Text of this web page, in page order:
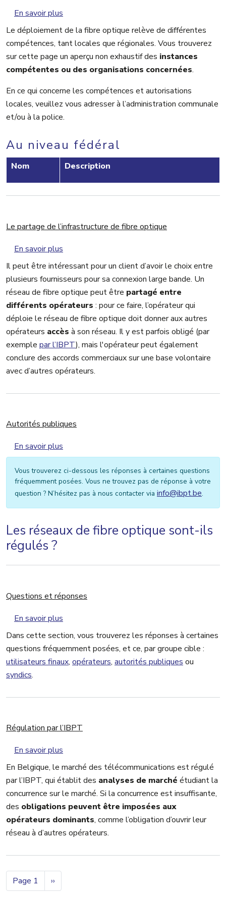
En savoir plus
Le déploiement de la fibre optique relève de différentes
compétences, tant locales que régionales. Vous trouverez
sur cette page un aperçu non exhaustif des instances
compétentes ou des organisations concernées.
En ce qui concerne les compétences et autorisations
locales, veuillez vous adresser à l’administration communale
et/ou à la police.
Au niveau fédéral
Nom Description
Le partage de l’infrastructure de fibre optique
En savoir plus
Il peut être intéressant pour un client d’avoir le choix entre
plusieurs fournisseurs pour sa connexion large bande. Un
réseau de fibre optique peut être partagé entre
différents opérateurs : pour ce faire, l’opérateur qui
déploie le réseau de fibre optique doit donner aux autres
opérateurs accès à son réseau. Il y est parfois obligé (par
exemple par l’IBPT), mais l'opérateur peut également
conclure des accords commerciaux sur une base volontaire
avec d’autres opérateurs.
Autorités publiques
En savoir plus
Vous trouverez ci-dessous les réponses à certaines questions
fréquemment posées. Vous ne trouvez pas de réponse à votre
question ? N’hésitez pas à nous contacter via info@ibpt.be.
Les réseaux de fibre optique sont-ils
régulés ?
Questions et réponses
En savoir plus
Dans cette section, vous trouverez les réponses à certaines
questions fréquemment posées, et ce, par groupe cible :
utilisateurs finaux, opérateurs, autorités publiques ou
syndics.
Régulation par l’IBPT
En savoir plus
En Belgique, le marché des télécommunications est régulé
par l’IBPT, qui établit des analyses de marché étudiant la
concurrence sur le marché. Si la concurrence est insuffisante,
des obligations peuvent être imposées aux
opérateurs dominants, comme l’obligation d’ouvrir leur
réseau à d’autres opérateurs.
Pagination
Page 1 Page suivante
››